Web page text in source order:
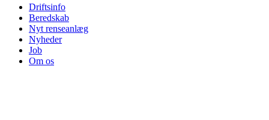
Driftsinfo
Beredskab
Nyt renseanlæg
Nyheder
Job
Om os